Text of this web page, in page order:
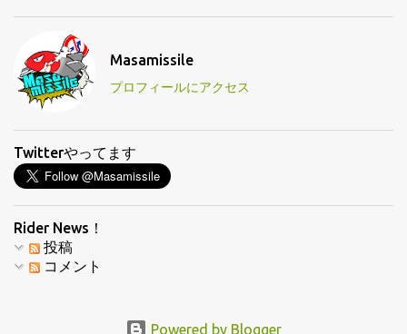
Masamissile
プロフィールにアクセス
Twitterやってます
Rider News！
投稿
コメント
Powered by Blogger